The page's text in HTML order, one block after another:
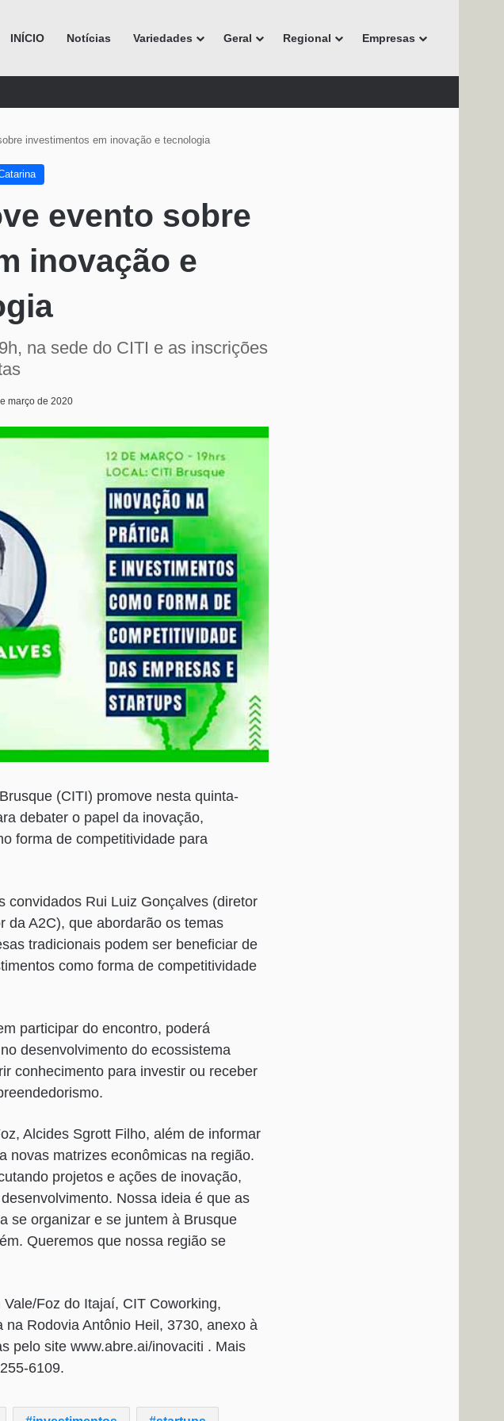
INÍCIO Notícias Variedades Geral Regional Empresas
investimentos em inovação e tecnologia
evento sobre
inovação e
na sede do CITI e as inscrições
março de 2020
(CITI) promove nesta quinta-
debater o papel da inovação,
forma de competitividade para
convidados Rui Luiz Gonçalves (diretor
da A2C), que abordarão os temas
tradicionais podem ser beneficiar de
como forma de competitividade
participar do encontro, poderá
desenvolvimento do ecossistema
conhecimento para investir ou receber
Alcides Sgrott Filho, além de informar
novas matrizes econômicas na região.
projetos e ações de inovação,
Nossa ideia é que as
se organizar e se juntem à Brusque
Queremos que nossa região se
Foz do Itajaí, CIT Coworking,
Rodovia Antônio Heil, 3730, anexo à
pelo site www.abre.ai/inovaciti . Mais
6109.